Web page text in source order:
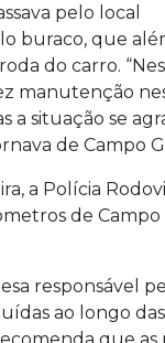
pelo local
buraco, que
do carro.
manutenção
a situação se
de Campo
a Polícia
de
responsável
ao longo
que as